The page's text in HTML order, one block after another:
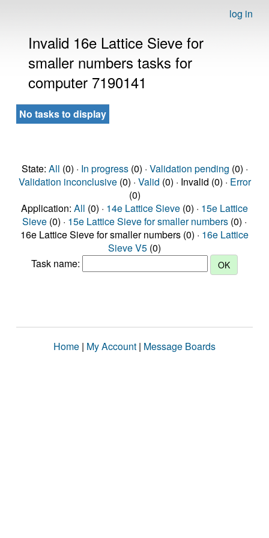
log in
Invalid 16e Lattice Sieve for
smaller numbers tasks for
computer 7190141
No tasks to display
State: All (0) · In progress(0) · Validation pending (0) ·
Validation inconclusive(0) · Valid (0) · Invalid (0) · Error
(0)
Application: All (0) · 14e Lattice Sieve (0) · 15e Lattice
Sieve (0) · 15e Lattice Sieve for smaller numbers (0) ·
16e Lattice Sieve for smaller numbers (0) · 16e Lattice
Sieve V5 (0)
Task name:
Home | My Account | Message Boards